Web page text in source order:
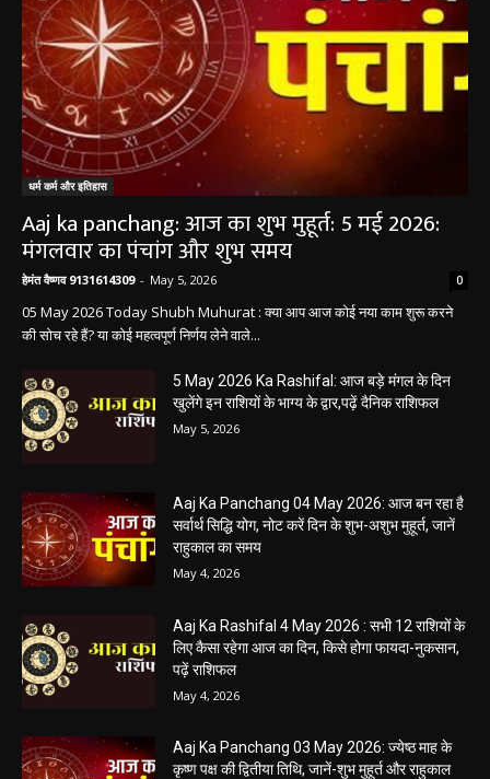
धर्म कर्म और इतिहास
Aaj ka panchang: आज का शुभ मुहूर्त: 5 मई 2026:
मंगलवार का पंचांग और शुभ समय
हेमंत वैष्णव 9131614309 - May 5, 2026 0
05 May 2026 Today Shubh Muhurat : क्या आप आज कोई नया काम शुरू करने
की सोच रहे हैं? या कोई महत्वपूर्ण निर्णय लेने वाले...
5 May 2026 Ka Rashifal: आज बड़े मंगल के दिन
खुलेंगे इन राशियों के भाग्य के द्वार,पढ़ें दैनिक राशिफल
May 5, 2026
Aaj Ka Panchang 04 May 2026: आज बन रहा है
सर्वार्थ सिद्धि योग, नोट करें दिन के शुभ-अशुभ मुहूर्त, जानें
राहुकाल का समय
May 4, 2026
Aaj Ka Rashifal 4 May 2026 : सभी 12 राशियों के
लिए कैसा रहेगा आज का दिन, किसे होगा फायदा-नुकसान,
पढ़ें राशिफल
May 4, 2026
Aaj Ka Panchang 03 May 2026: ज्येष्ठ माह के
कृष्ण पक्ष की द्वितीया तिथि, जानें-शुभ मुहूर्त और राहुकाल